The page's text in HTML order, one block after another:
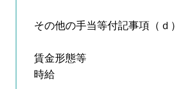
その他の手当等付記事項（ｄ）
賃金形態等
時給